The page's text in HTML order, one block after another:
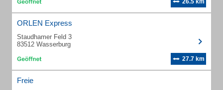
26.5 km
ORLEN Express
Staudhamer Feld 3
83512 Wasserburg
27.7 km
Freie